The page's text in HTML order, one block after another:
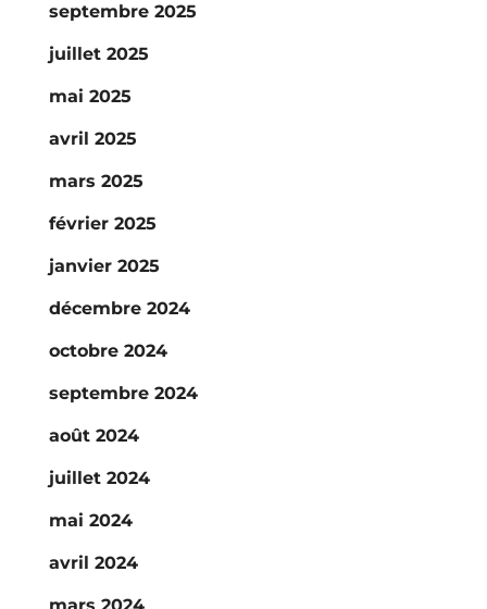
septembre 2025
juillet 2025
mai 2025
avril 2025
mars 2025
février 2025
janvier 2025
décembre 2024
octobre 2024
septembre 2024
août 2024
juillet 2024
mai 2024
avril 2024